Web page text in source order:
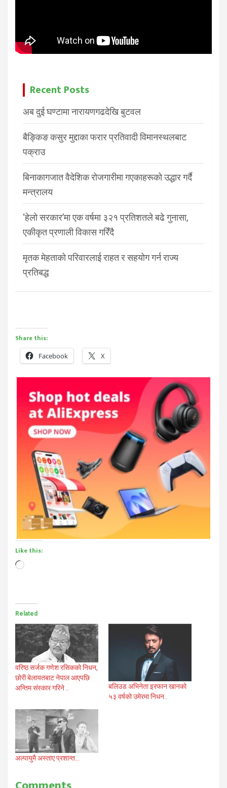
Recent Posts
अब दुई घण्टामा नारायणगढदेखि बुटवल
बैङ्किङ कसुर मुद्दाका फरार प्रतिवादी विमानस्थलबाट
पक्राउ
बिनाकागजात वैदेशिक रोजगारीमा गएकाहरूको उद्धार गर्दै
मन्त्रालय
‘हेलो सरकार’मा एक वर्षमा ३२१ प्रतिशतले बढे गुनासा,
एकीकृत प्रणाली विकास गरिँदै
मृतक मेहताको परिवारलाई राहत र सहयोग गर्न राज्य
प्रतिबद्ध
Share this:
Facebook X
Like this:
Loading…
Related
वरिष्ठ सर्जक गणेश रसिकको निधन,
छोरी बेलायतबाट नेपाल आएपछि
अन्तिम संस्कार गरिने ..
बलिउड अभिनेता इरफान खानको
५३ वर्षको उमेरमा निधन..
अल्पायुमै अस्ताए प्रशान्त…